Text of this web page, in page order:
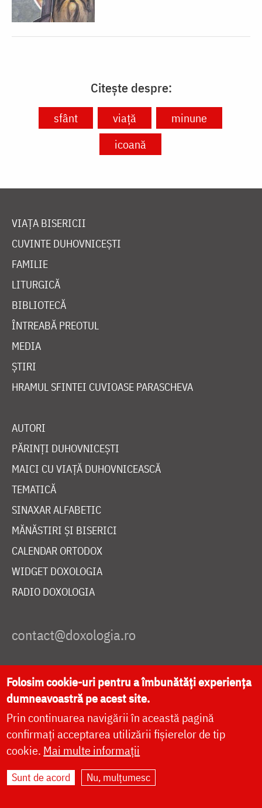
Citește despre:
sfânt viață
minune
icoană
VIAȚA BISERICII
CUVINTE DUHOVNICEȘTI
FAMILIE
LITURGICĂ
BIBLIOTECĂ
ÎNTREABĂ PREOTUL
MEDIA
ȘTIRI
HRAMUL SFINTEI CUVIOASE PARASCHEVA
AUTORI
PĂRINȚI DUHOVNICEȘTI
MAICI CU VIAȚĂ DUHOVNICEASCĂ
TEMATICĂ
SINAXAR ALFABETIC
MĂNĂSTIRI ȘI BISERICI
CALENDAR ORTODOX
WIDGET DOXOLOGIA
RADIO DOXOLOGIA
POLITICA DE COOKIES
DONEAZĂ ONLINE PENTRU CATEDRALA NAȚIONALĂ
LIVE
Folosim cookie-uri pentru a îmbunătăți experiența
dumneavoastră pe acest site.
Prin continuarea navigării în această pagină
confirmați acceptarea utilizării fișierelor de tip
cookie. Mai multe informații
Sunt de acord Nu, mulțumesc